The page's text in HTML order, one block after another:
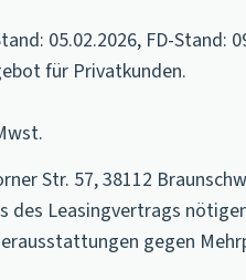
05.02.2026, FD-Stand:
für Privatkunden.
Str. 57, 38112
des Leasingvertrags
gegen